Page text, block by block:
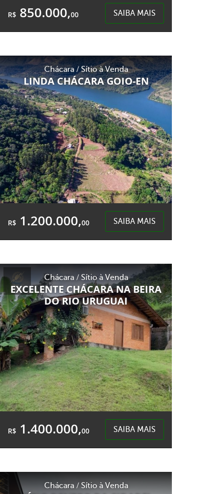
R$ 850.000,00 SAIBA MAIS
Área Total:
196,00m²
Quedas do Palmital - Chapecó
Chácara / Sítio à Venda
LINDA CHÁCARA GOIO-EN
R$ 1.200.000,00 SAIBA MAIS
25.800,00m²
25.800,00m²
Centro - Goio-En
Chácara / Sítio à Venda
EXCELENTE CHÁCARA NA BEIRA
DO RIO URUGUAI
R$ 1.400.000,00 SAIBA MAIS
2.000,00m²
Área Privativa:
2.000,00m²
Chácara / Sítio à Venda